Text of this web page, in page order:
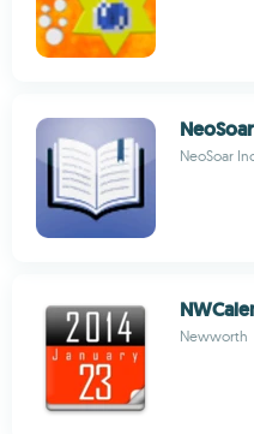
NeoSoar
Newworth